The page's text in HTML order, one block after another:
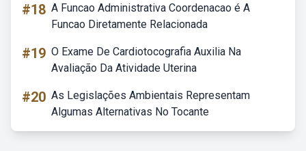
#18 A Funcao Administrativa Coordenacao é A
Funcao Diretamente Relacionada
#19 O Exame De Cardiotocografia Auxilia Na
Avaliação Da Atividade Uterina
#20 As Legislações Ambientais Representam
Algumas Alternativas No Tocante